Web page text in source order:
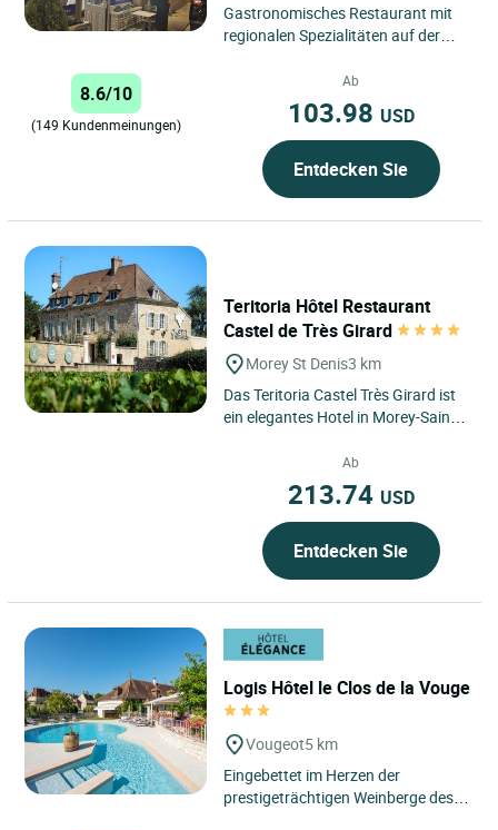
Gastronomisches Restaurant mit
regionalen Spezialitäten auf der
Sehenswürdigkeiten und
Aktivitäten:...
8.6/10
(149 Kundenmeinungen)
Ab
103.98 USD
Entdecken Sie
Teritoria Hôtel Restaurant
Castel de Très Girard
Morey St Denis3 km
Das Teritoria Castel Très Girard ist
ein elegantes Hotel in Morey-Saint-
Franche-Comté, in...
Ab
213.74 USD
Entdecken Sie
Logis Hôtel le Clos de la Vouge
Vougeot5 km
Eingebettet im Herzen der
prestigeträchtigen Weinberge des